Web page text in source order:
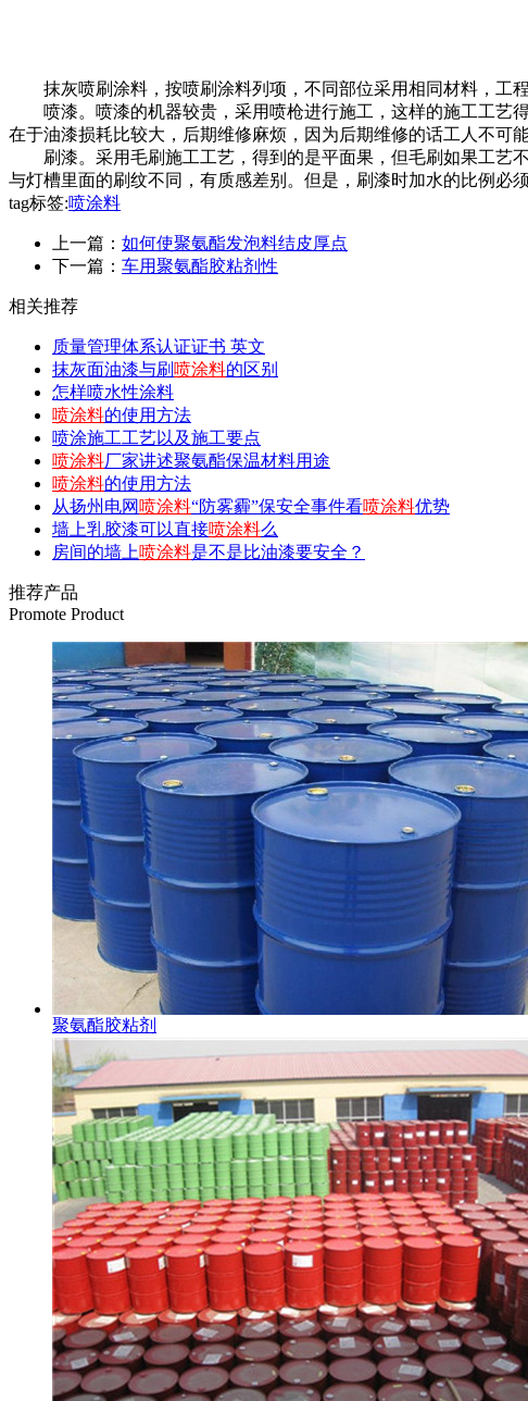
抹灰喷刷涂料，按喷刷涂料列项，不同部位采用相同材料，工程
喷漆。喷漆的机器较贵，采用喷枪进行施工，这样的施工工艺
在于油漆损耗比较大，后期维修麻烦，因为后期维修的话工人不可
刷漆。采用毛刷施工工艺，得到的是平面果，但毛刷如果工艺
与灯槽里面的刷纹不同，有质感差别。但是，刷漆时加水的比例必
tag标签:喷涂料
上一篇： 如何使聚氨酯发泡料结皮厚点
下一篇： 车用聚氨酯胶粘剂性
相关推荐
质量管理体系认证证书 英文
抹灰面油漆与刷 喷涂料的区别
怎样喷水性涂料
喷涂料的使用方法
喷涂施工工艺以及施工要点
喷涂料厂家讲述聚氨酯保温材料用途
喷涂料的使用方法
从扬州电网 喷涂料“防雾霾”保安全事件看喷涂料优势
墙上乳胶漆可以直接喷涂料么
房间的墙上喷涂料是不是比油漆要安全？
推荐产品
Promote Product
聚氨酯胶粘剂